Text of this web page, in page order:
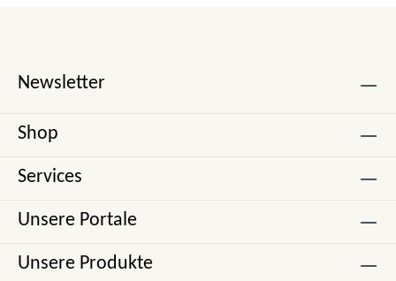
Newsletter
Shop
Services
Unsere Portale
Unsere Produkte